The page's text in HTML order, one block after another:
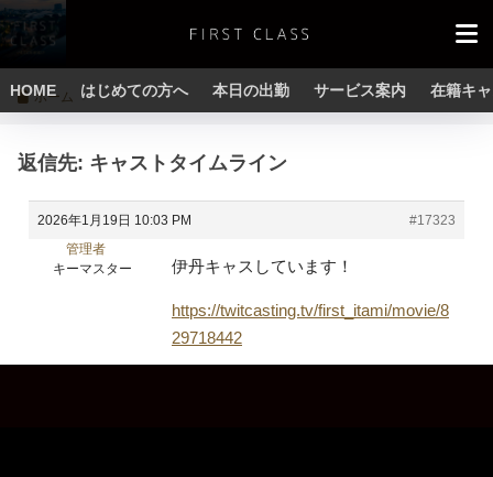
HOME はじめての方へ 本日の出勤 サービス案内 在籍キ
ホーム
返信先: キャストタイムライン
2026年1月19日 10:03 PM
#17323
管理者
キーマスター
伊丹キャスしています！
https://twitcasting.tv/first_itami/movie/8
29718442